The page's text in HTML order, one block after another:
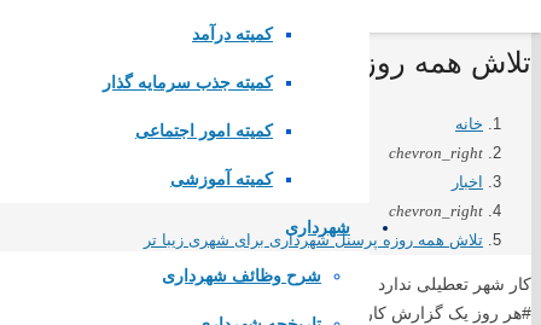
کمیته درآمد
کمیته جذب سرمایه گذار
کمیته امور اجتماعی
کمیته آموزشی
شهرداری
شرح وظائف شهرداری
تلاش همه روزه پرسنل شهرداری برای شهری
خانه
chevron_right
اخبار
chevron_right
تلاش همه روزه پرسنل شهرداری برای شهری زیبا تر
کار شهر تعطیلی ندارد
#هر روز یک گزارش کار#فضای سبز
لینک های مستقیم
پایگاه اطلاع رسانی مقام معظم رهبری